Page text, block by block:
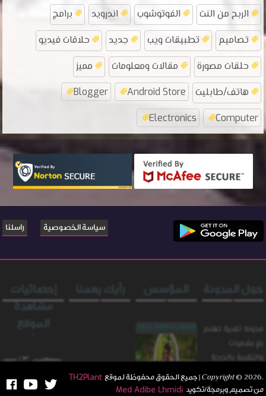
الربح من النت الفوتوشوب اندرويد برامج
تصاميم تطبيقات ويب جديد حلاقات فيديو
حلقات مصورة مقالات ومعلومات مميز
هاتف/طابليت Android Store
Blogger
Computer
Electronics
سياسة الخصوصية راسلنا
حول المدونة
مدونة ثقنية تهتم
بلإعلاميات
والثقنية بالدرجة
الأولى تسعى
الى المساهمة
المؤسس رأيك يهمنا
إحصائيات
مشاهدة
الموقع
.Copyright
© 2026
TH2Plant | جميع الحقوق محفوظة لموقع
من تصميم وبرمجة/تكويد Med Adibe Lhmidi